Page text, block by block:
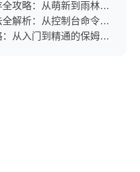
全攻略：从萌新到雨林老
全解析：从控制台命令到
从入门到精通的保姆级